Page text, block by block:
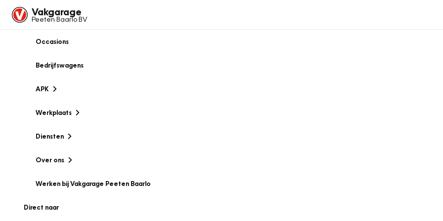
Vakgarage
Peeten Baarlo BV
Occasions
Bedrijfswagens
APK
Werkplaats
Diensten
Over ons
Werken bij Vakgarage Peeten Baarlo
Direct naar